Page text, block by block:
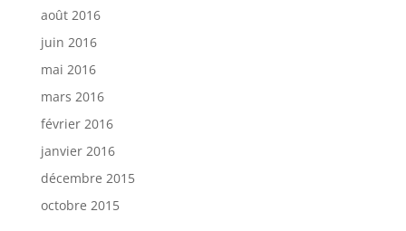
août 2016
juin 2016
mai 2016
mars 2016
février 2016
janvier 2016
décembre 2015
octobre 2015